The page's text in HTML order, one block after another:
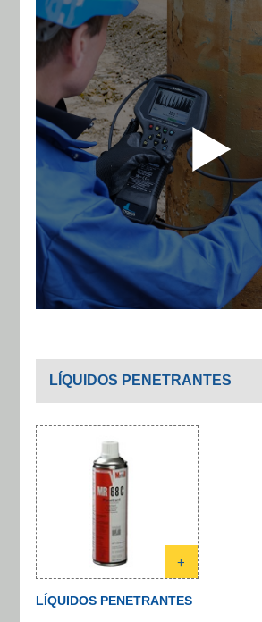
LÍQUIDOS PENETRANTES
+
LÍQUIDOS PENETRANTES